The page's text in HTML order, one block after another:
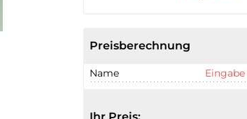
Preisberechnung
Name